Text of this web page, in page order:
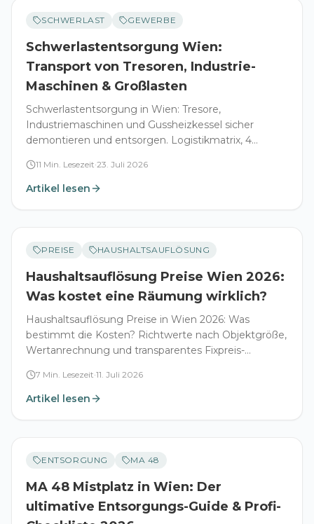
SCHWERLAST GEWERBE
Schwerlastentsorgung Wien:
Transport von Tresoren, Industrie-
Maschinen & Großlasten
Schwerlastentsorgung in Wien: Tresore,
Industriemaschinen und Gussheizkessel sicher
demontieren und entsorgen. Logistikmatrix, 4
11 Min. Lesezeit·23. Juli 2026
Artikel lesen
PREISE HAUSHALTSAUFLÖSUNG
Haushaltsauflösung Preise Wien 2026:
Was kostet eine Räumung wirklich?
Haushaltsauflösung Preise in Wien 2026: Was
bestimmt die Kosten? Richtwerte nach Objektgröße,
Wertanrechnung und transparentes Fixpreis-
7 Min. Lesezeit·11. Juli 2026
Artikel lesen
ENTSORGUNG MA 48
MA 48 Mistplatz in Wien: Der
ultimative Entsorgungs-Guide & Profi-